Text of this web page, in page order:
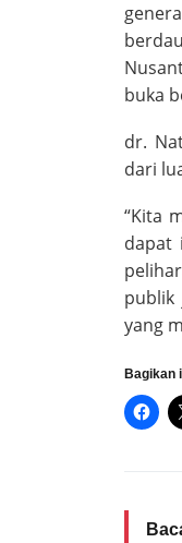
buka
dr.
dari
“Kita
dapat
publik
yang
Bagikan